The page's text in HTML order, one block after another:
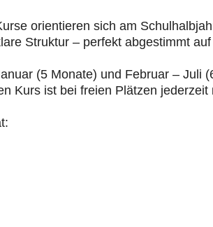
orientieren sich am
Struktur – perfekt abgestimmt
(5 Monate) und Februar – Juli
Kurs ist bei freien Plätzen jederzeit